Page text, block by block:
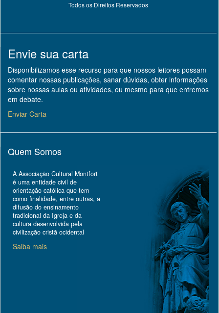
Todos os Direitos Reservados
Envie sua carta
Disponibilizamos esse recurso para que nossos leitores possam
comentar nossas publicações, sanar dúvidas, obter informações
sobre nossas aulas ou atividades, ou mesmo para que entremos
em debate.
Enviar Carta
Quem Somos
A Associação Cultural Montfort
é uma entidade civil de
orientação católica que tem
como finalidade, entre outras, a
difusão do ensinamento
tradicional da Igreja e da
cultura desenvolvida pela
civilização cristã ocidental
Saiba mais